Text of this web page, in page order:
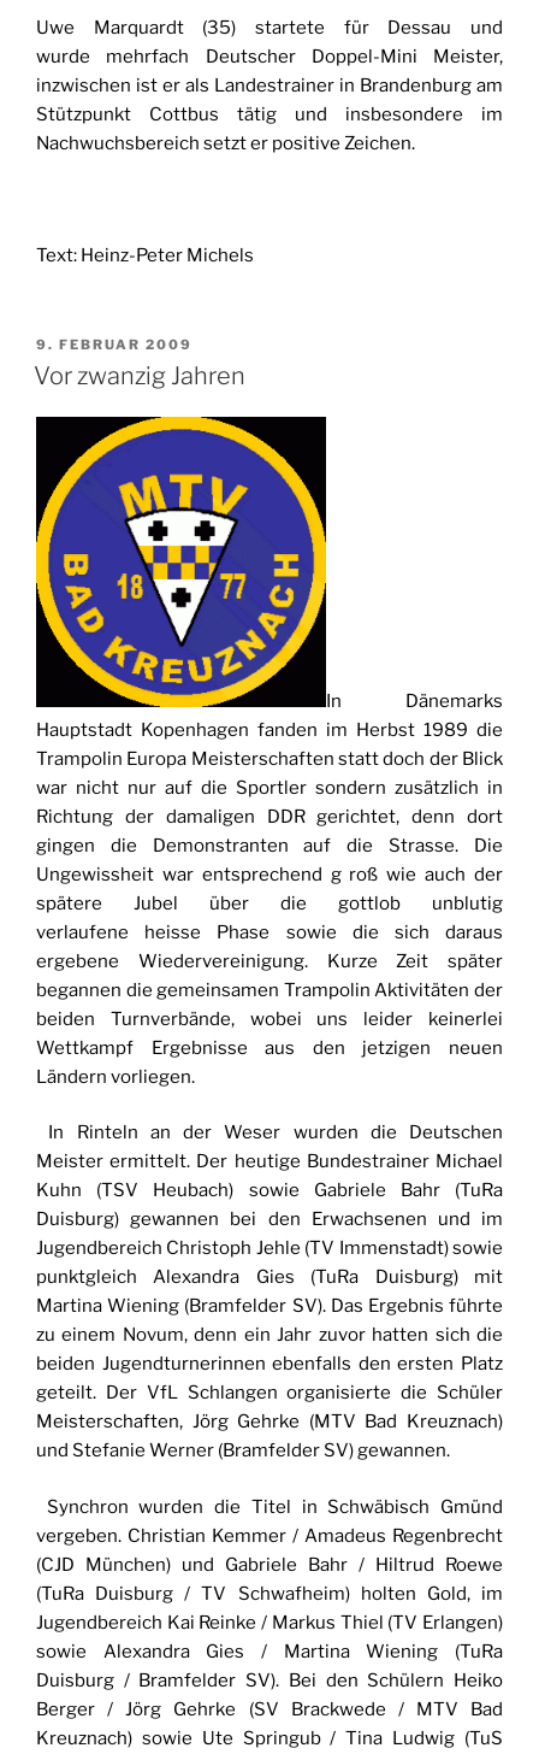
Uwe Marquardt (35) startete für Dessau und
wurde mehrfach Deutscher Doppel-Mini Meister,
inzwischen ist er als Landestrainer in Brandenburg am
Stützpunkt Cottbus tätig und insbesondere im
Nachwuchsbereich setzt er positive Zeichen.
Text: Heinz-Peter Michels
VERÖFFENTLICHT
AM
9. FEBRUAR 2009
Vor zwanzig Jahren
In Dänemarks
Hauptstadt Kopenhagen fanden im Herbst 1989 die
Trampolin Europa Meisterschaften statt doch der Blick
war nicht nur auf die Sportler sondern zusätzlich in
Richtung der damaligen DDR gerichtet, denn dort
gingen die Demonstranten auf die Strasse. Die
Ungewissheit war entsprechend g roß wie auch der
spätere Jubel über die gottlob unblutig
verlaufene heisse Phase sowie die sich daraus
ergebene Wiedervereinigung. Kurze Zeit später
begannen die gemeinsamen Trampolin Aktivitäten der
beiden Turnverbände, wobei uns leider keinerlei
Wettkampf Ergebnisse aus den jetzigen neuen
Ländern vorliegen.
In Rinteln an der Weser wurden die Deutschen
Meister ermittelt. Der heutige Bundestrainer Michael
Kuhn (TSV Heubach) sowie Gabriele Bahr (TuRa
Duisburg) gewannen bei den Erwachsenen und im
Jugendbereich Christoph Jehle (TV Immenstadt) sowie
punktgleich Alexandra Gies (TuRa Duisburg) mit
Martina Wiening (Bramfelder SV). Das Ergebnis führte
zu einem Novum, denn ein Jahr zuvor hatten sich die
beiden Jugendturnerinnen ebenfalls den ersten Platz
geteilt. Der VfL Schlangen organisierte die Schüler
Meisterschaften, Jörg Gehrke (MTV Bad Kreuznach)
und Stefanie Werner (Bramfelder SV) gewannen.
Synchron wurden die Titel in Schwäbisch Gmünd
vergeben. Christian Kemmer / Amadeus Regenbrecht
(CJD München) und Gabriele Bahr / Hiltrud Roewe
(TuRa Duisburg / TV Schwafheim) holten Gold, im
Jugendbereich Kai Reinke / Markus Thiel (TV Erlangen)
sowie Alexandra Gies / Martina Wiening (TuRa
Duisburg / Bramfelder SV). Bei den Schülern Heiko
Berger / Jörg Gehrke (SV Brackwede / MTV Bad
Kreuznach) sowie Ute Springub / Tina Ludwig (TuS